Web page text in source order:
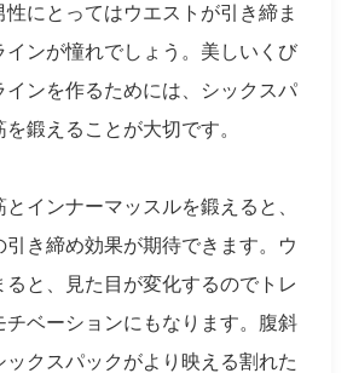
性にとってはウエストが引き締ま
インが憧れでしょう。美しいくび
インを作るためには、シックスパ
鍛えることが大切です。
インナーマッスルを鍛えると、
引き締め効果が期待できます。ウ
ると、見た目が変化するのでトレ
チベーションにもなります。腹斜
クスパックがより映える割れた